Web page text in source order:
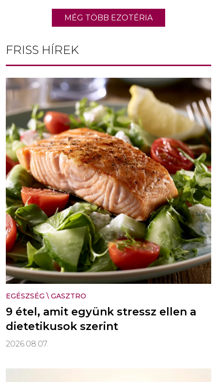
MÉG TÖBB EZOTÉRIA
FRISS HÍREK
EGÉSZSÉG \ GASZTRO
9 étel, amit együnk stressz ellen a
dietetikusok szerint
2026.08.07.